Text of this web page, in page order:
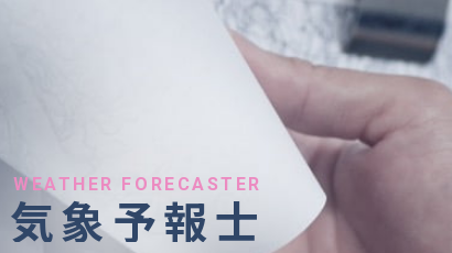
気象情報のご依頼
Provision of weather information
データ提供（予報・実績）
その他の情報提供
WEATHER FORECASTER
気象予報士